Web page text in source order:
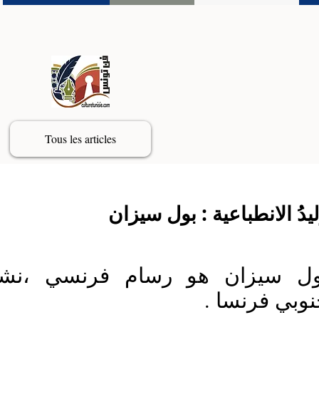
Tous les articles
الانطباعية : بول سيزان
فرنسا .